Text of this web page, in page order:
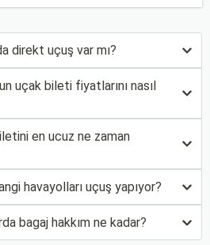
direkt uçuş var mı?
uçak bileti fiyatlarını nasıl
en ucuz ne zaman
havayolları uçuş yapıyor?
bagaj hakkım ne kadar?